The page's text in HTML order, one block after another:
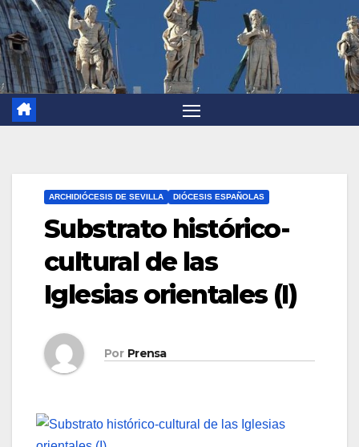
ARCHIDIÓCESIS DE SEVILLA DIÓCESIS ESPAÑOLAS
Substrato histórico-
cultural de las
Iglesias orientales (I)
Por Prensa